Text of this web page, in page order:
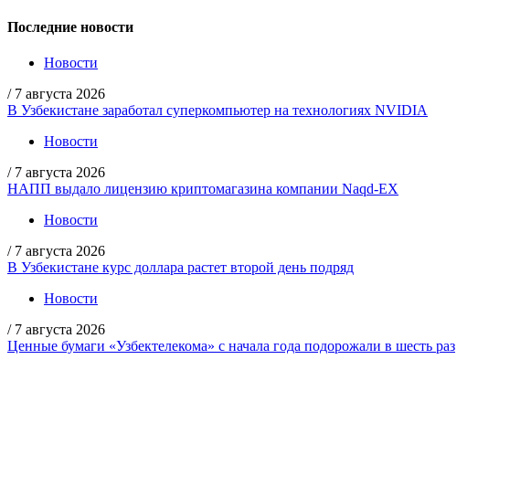
Последние новости
Новости
/ 7 августа 2026
В Узбекистане заработал суперкомпьютер на технологиях NVIDIA
Новости
/ 7 августа 2026
НАПП выдало лицензию криптомагазина компании Naqd-EX
Новости
/ 7 августа 2026
В Узбекистане курс доллара растет второй день подряд
Новости
/ 7 августа 2026
Ценные бумаги «Узбектелекома» с начала года подорожали в шесть раз